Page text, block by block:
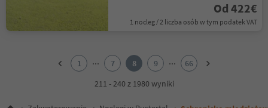
Od 422€
1 nocleg / 2 liczba osób w tym podatek VAT
6
1 ... 7 8 9 ...
66
211 - 240 z 1980 wyniki